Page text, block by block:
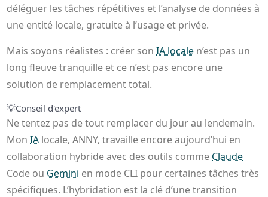
déléguer les tâches répétitives et l’analyse de données à
une entité locale, gratuite à l’usage et privée.
Mais soyons réalistes : créer sonIA locale n’est pas un
long fleuve tranquille et ce n’est pas encore une
solution de remplacement total.
💡Conseil d'expert
Ne tentez pas de tout remplacer du jour au lendemain.
MonIA locale, ANNY, travaille encore aujourd’hui en
collaboration hybride avec des outils comme Claude
Code ou Gemini en mode CLI pour certaines tâches très
spécifiques. L’hybridation est la clé d’une transition